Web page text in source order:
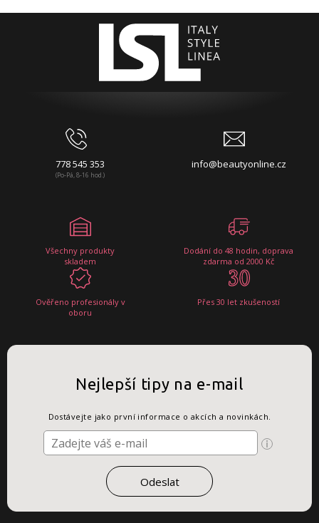
778 545 353
(Po-Pá, 8-16 hod.)
info@beautyonline.cz
Všechny produkty
skladem
Dodání do 48 hodin, doprava
zdarma od 2000 Kč
Ověřeno profesionály v
oboru
Přes 30 let zkušeností
Nejlepší tipy na e-mail
Dostávejte jako první informace o akcích a novinkách.